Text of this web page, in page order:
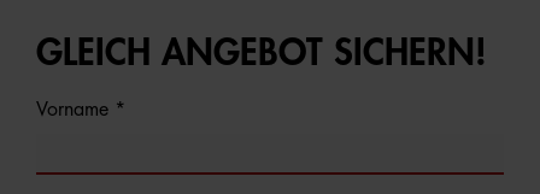
GLEICH ANGEBOT SICHERN!
Vorname *